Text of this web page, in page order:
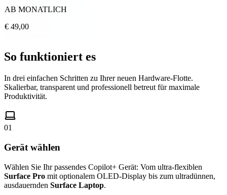
AB MONATLICH
€ 49,00
So funktioniert es
In drei einfachen Schritten zu Ihrer neuen Hardware-Flotte.
Skalierbar, transparent und professionell betreut für maximale
Produktivität.
01
Gerät wählen
Wählen Sie Ihr passendes Copilot+ Gerät: Vom ultra-flexiblen
Surface Pro mit optionalem OLED-Display bis zum ultradünnen,
ausdauernden Surface Laptop.